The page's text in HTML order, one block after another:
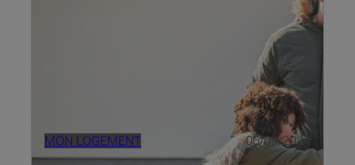
MON LOGEMENT 06/09/2024
et à promouvoir des modes de déplacement plus